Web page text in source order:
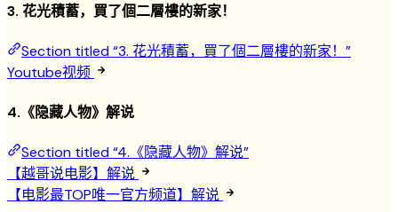
3. 花光積蓄，買了個二層樓的新家！
Section titled “3. 花光積蓄，買了個二層樓的新家！”
Youtube视频
4.《隐藏人物》解说
Section titled “4.《隐藏人物》解说”
【越哥说电影】解说
【电影最TOP唯一官方频道】解说